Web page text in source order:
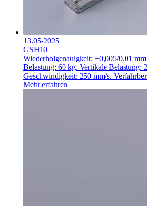
13.05-2025
GSH10
Wiederholgenauigkeit: ±0,005/0,01 mm.
Belastung: 60 kg. Vertikale Belastung:
Geschwindigkeit: 250 mm/s.
Mehr erfahren